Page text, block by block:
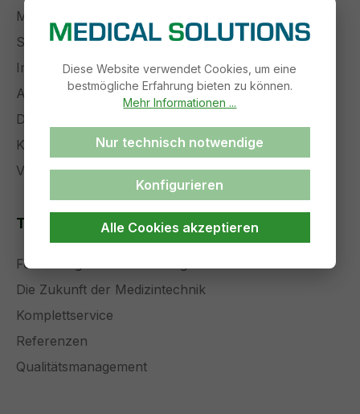
Management
Stellenangebote
Impressum
AGB
Datenschutz
Kontakt
Versand und Zahlung
Themenseiten
Forschung und Entwicklung
Die Zukunft der Medizintechnik
Komplettservice
Referenzen
Qualitätsmanagement
Diese Website verwendet Cookies, um eine
bestmögliche Erfahrung bieten zu können.
Mehr Informationen ...
Nur technisch notwendige
Konfigurieren
Alle Cookies akzeptieren